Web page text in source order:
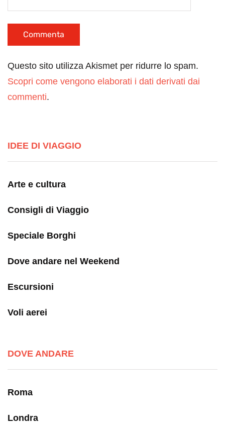
Questo sito utilizza Akismet per ridurre lo spam.
Scopri come vengono elaborati i dati derivati dai
commenti.
IDEE DI VIAGGIO
Arte e cultura
Consigli di Viaggio
Speciale Borghi
Dove andare nel Weekend
Escursioni
Voli aerei
DOVE ANDARE
Roma
Londra